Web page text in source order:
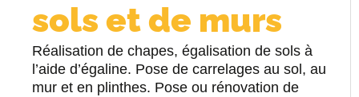
sols et de murs
Réalisation de chapes, égalisation de sols à
l’aide d’égaline. Pose de carrelages au sol, au
mur et en plinthes. Pose ou rénovation de